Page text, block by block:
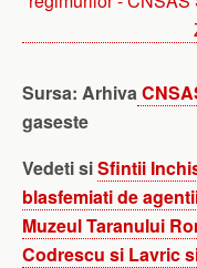
Sursa: Arhiva
gaseste
Vedeti siSfintii
blasfemiati de
Muzeul Taranului
Codrescu si Lavric